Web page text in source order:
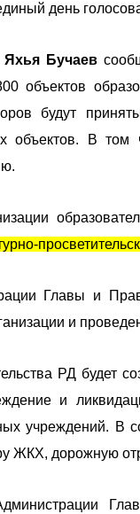
день
Яхья Бучаев
объектов
будут
объектов. В
Главы и
и
РД будет
и
учреждений. В
ЖКХ, дорожную